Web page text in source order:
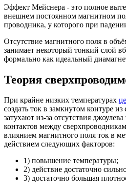
Эффект Мейснера - это полное
внешнем постоянном магнитном
проводника, у которого при
Отсутствие магнитного поля в
занимает некоторый тонкий слой
формально как идеальный
Теория
При крайне низких температурах
создать ток в замкнутом контуре
затухают из-за отсутствия
контактов между
влиянием магнитного поля ток в
действием следующих факторов:
1) повышение температуры;
2) действие достаточно
3) достаточно большая